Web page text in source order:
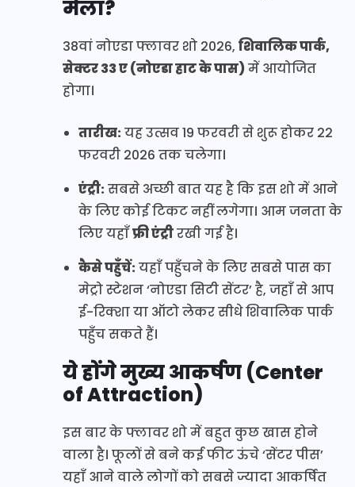
मेला?
38वां नोएडा फ्लावर शो 2026, शिवालिक पार्क,
सेक्टर 33 ए (नोएडा हाट के पास)में आयोजित
होगा।
तारीख:यह उत्सव 19 फरवरी से शुरू होकर 22
फरवरी 2026 तक चलेगा।
एंट्री:सबसे अच्छी बात यह है कि इस शो में आने
के लिए कोई टिकट नहीं लगेगा। आम जनता के
लिए यहाँफ्री एंट्रीरखी गई है।
कैसे पहुँचें:यहाँ पहुँचने के लिए सबसे पास का
मेट्रो स्टेशन ‘नोएडा सिटी सेंटर’ है, जहाँ से आप
ई-रिक्शा या ऑटो लेकर सीधे शिवालिक पार्क
पहुँच सकते हैं।
ये होंगे मुख्य आकर्षण (Center
of Attraction)
इस बार के फ्लावर शो में बहुत कुछ खास होने
वाला है। फूलों से बने कई फीट ऊंचे ‘सेंटर पीस’
यहाँ आने वाले लोगों को सबसे ज्यादा आकर्षित